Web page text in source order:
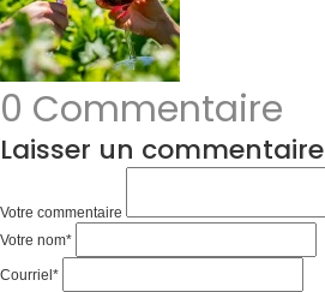
0 Commentaire
Laisser un commentaire
Votre commentaire
Votre nom*
Courriel *